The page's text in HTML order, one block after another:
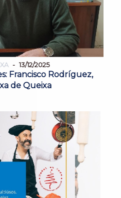
13/12/2025
Francisco Rodríguez,
de Queixa